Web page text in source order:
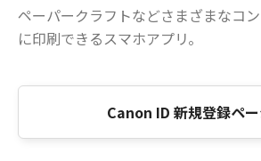
ペーパークラフトなどさまざまなコ
に印刷できるスマホアプリ。
Canon ID 新規登録ペ